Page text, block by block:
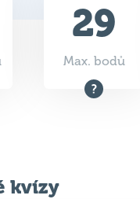
29
Max. bodů
kvízy